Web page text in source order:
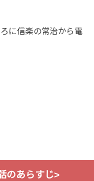
に信楽の常治から電
のあらすじ>